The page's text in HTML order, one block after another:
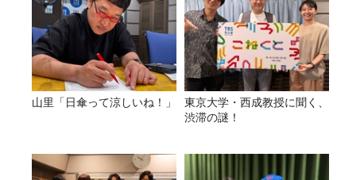
山里「日傘って涼しいね！」
東京大学・西成教授に聞く、
渋滞の謎！